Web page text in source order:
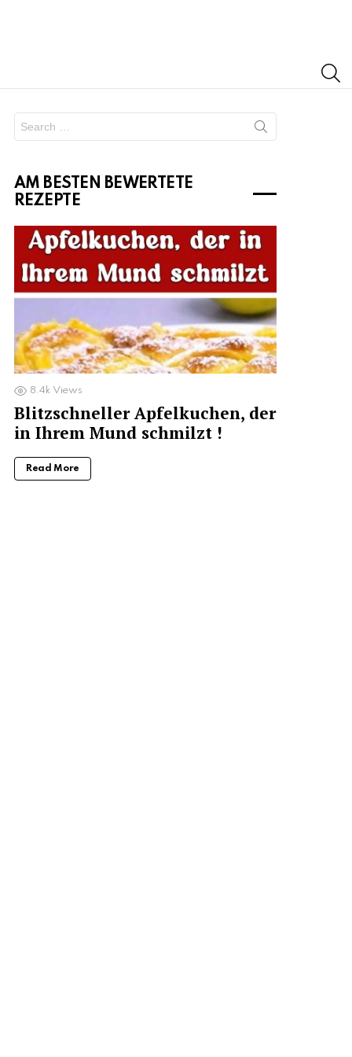
for:
AM BESTEN BEWERTETE
REZEPTE
8.4k Views
Blitzschneller Apfelkuchen, der
in Ihrem Mund schmilzt !
Read More